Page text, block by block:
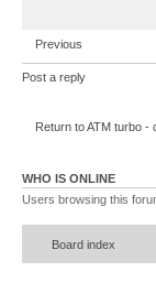
Previous
Post a reply
Return to ATM turbo -
WHO IS ONLINE
Users browsing this
Board index